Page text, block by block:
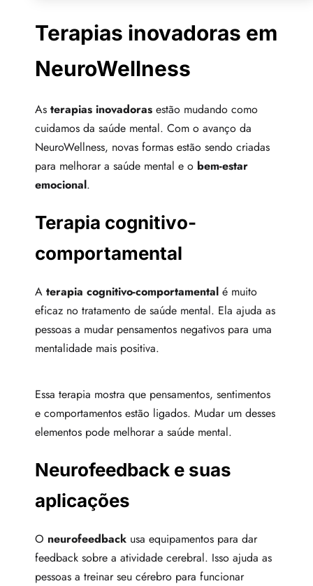
Terapias inovadoras em
NeuroWellness
As terapias inovadoras estão mudando como
cuidamos da saúde mental. Com o avanço da
NeuroWellness, novas formas estão sendo criadas
para melhorar a saúde mental e o bem-estar
emocional.
Terapia cognitivo-
comportamental
A terapia cognitivo-comportamental é muito
eficaz no tratamento de saúde mental. Ela ajuda as
pessoas a mudar pensamentos negativos para uma
mentalidade mais positiva.
Essa terapia mostra que pensamentos, sentimentos
e comportamentos estão ligados. Mudar um desses
elementos pode melhorar a saúde mental.
Neurofeedback e suas
aplicações
O neurofeedback usa equipamentos para dar
feedback sobre a atividade cerebral. Isso ajuda as
pessoas a treinar seu cérebro para funcionar